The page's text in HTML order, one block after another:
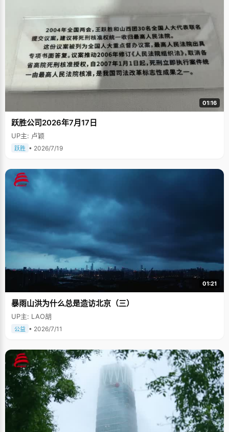
01:16
跃胜公司2026年7月17日
UP主: 卢颖
跃胜 • 2026/7/19
01:21
暴雨山洪为什么总是造访北京（三）
UP主: LAO胡
公益 • 2026/7/11